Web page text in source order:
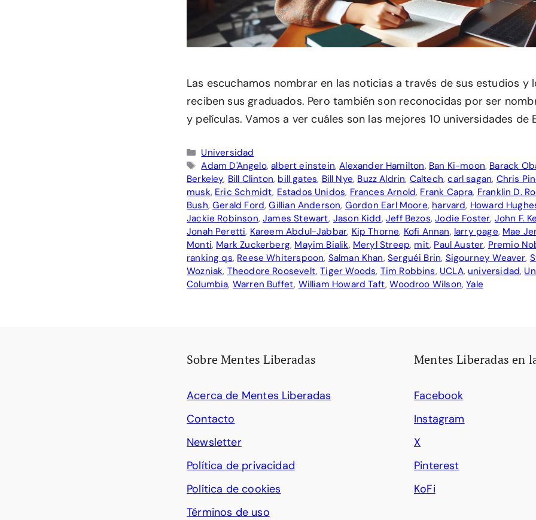
Las escuchamos nombrar en las noticias a través de sus estudios y
reciben sus graduados. Pero también son reconocidas por ser
y películas. Vamos a ver cuáles son las mejores 10 universidades de
Categorías
Universidad
Etiquetas
Adam D'Angelo,albert einstein,Alexander Hamilton, Ban Ki-moon, Barack
Berkeley, Bill Clinton, bill gates, Bill Nye, Buzz Aldrin, Caltech,carl sagan, Chris
musk, Eric Schmidt, Estados Unidos, Frances Arnold, Frank Capra, Franklin D.
Bush,Gerald Ford,Gillian Anderson, Gordon Earl Moore, harvard, Howard
Jackie Robinson,James Stewart, Jason Kidd, Jeff Bezos,Jodie Foster, John F.
Jonah Peretti, Kareem Abdul-Jabbar, Kip Thorne, Kofi Annan, larry page, Mae
Monti, Mark Zuckerberg, Mayim Bialik, Meryl Streep, mit, Paul Auster, Premio
ranking qs, Reese Whiterspoon, Salman Khan, Serguéi Brin, Sigourney Weaver,
Wozniak, Theodore Roosevelt,Tiger Woods, Tim Robbins, UCLA, universidad,
Columbia, Warren Buffet, William Howard Taft,Woodroo Wilson,Yale
Sobre Mentes Liberadas
Acerca de Mentes Liberadas
Contacto
Newsletter
Política de privacidad
Política de cookies
Términos de uso
Mentes Liberadas en
Facebook
Instagram
X
Pinterest
KoFi